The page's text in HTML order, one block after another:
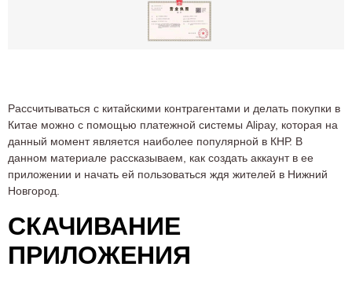
Рассчитываться с китайскими контрагентами и делать покупки в
Китае можно с помощью платежной системы Alipay, которая на
данный момент является наиболее популярной в КНР. В
данном материале рассказываем, как создать аккаунт в ее
приложении и начать ей пользоваться ждя жителей в Нижний
Новгород.
СКАЧИВАНИЕ
ПРИЛОЖЕНИЯ